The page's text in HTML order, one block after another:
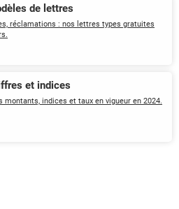
de lettres
réclamations : nos lettres types gratuites
et indices
montants, indices et taux en vigueur en 2024.